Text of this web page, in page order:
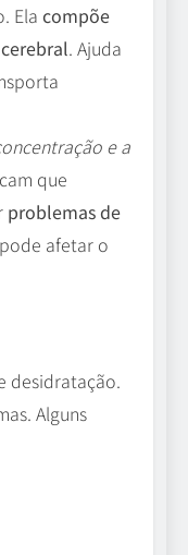
Ela compõe
. Ajuda
e a
que
problemas de
afetar o
desidratação.
Alguns